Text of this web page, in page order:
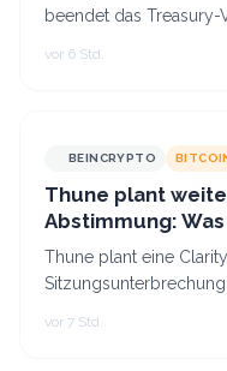
beendet das
vor 6 Std.
BEINCRYPTO
Thune plant
Abstimmung:
Überraschung für
Thune plant eine
vor 7 Std.